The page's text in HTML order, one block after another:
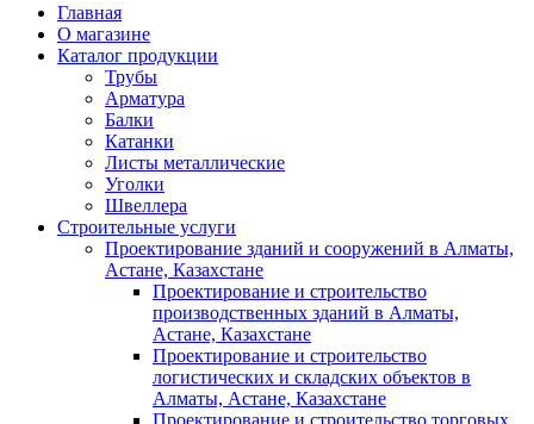
Главная
О магазине
Каталог продукции
Трубы
Арматура
Балки
Катанки
Листы металлические
Уголки
Швеллера
Строительные услуги
Проектирование зданий и сооружений в Алматы,
Астане, Казахстане
Проектирование и строительство
производственных зданий в Алматы,
Астане, Казахстане
Проектирование и строительство
логистических и складских объектов в
Алматы, Астане, Казахстане
Проектирование и строительство торговых